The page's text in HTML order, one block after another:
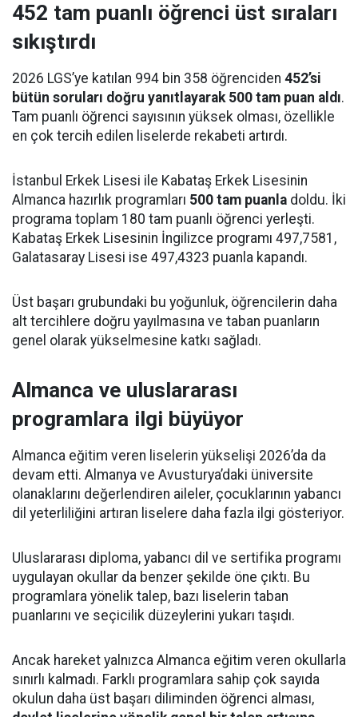
452 tam puanlı öğrenci üst sıraları
sıkıştırdı
2026 LGS’ye katılan 994 bin 358 öğrenciden 452’si
bütün soruları doğru yanıtlayarak 500 tam puan aldı.
Tam puanlı öğrenci sayısının yüksek olması, özellikle
en çok tercih edilen liselerde rekabeti artırdı.
İstanbul Erkek Lisesi ile Kabataş Erkek Lisesinin
Almanca hazırlık programları 500 tam puanla doldu. İki
programa toplam 180 tam puanlı öğrenci yerleşti.
Kabataş Erkek Lisesinin İngilizce programı 497,7581,
Galatasaray Lisesi ise 497,4323 puanla kapandı.
Üst başarı grubundaki bu yoğunluk, öğrencilerin daha
alt tercihlere doğru yayılmasına ve taban puanların
genel olarak yükselmesine katkı sağladı.
Almanca ve uluslararası
programlara ilgi büyüyor
Almanca eğitim veren liselerin yükselişi 2026’da da
devam etti. Almanya ve Avusturya’daki üniversite
olanaklarını değerlendiren aileler, çocuklarının yabancı
dil yeterliliğini artıran liselere daha fazla ilgi gösteriyor.
Uluslararası diploma, yabancı dil ve sertifika programı
uygulayan okullar da benzer şekilde öne çıktı. Bu
programlara yönelik talep, bazı liselerin taban
puanlarını ve seçicilik düzeylerini yukarı taşıdı.
Ancak hareket yalnızca Almanca eğitim veren okullarla
sınırlı kalmadı. Farklı programlara sahip çok sayıda
okulun daha üst başarı diliminden öğrenci alması,